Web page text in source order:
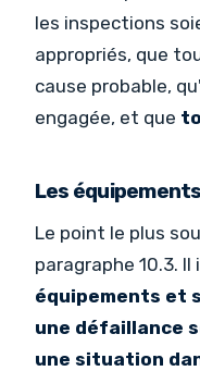
les inspections
appropriés, que
cause probable,
engagée, et que
Les
Le point le plus
paragraphe 10.3.
équipements et
une défaillance
une situation